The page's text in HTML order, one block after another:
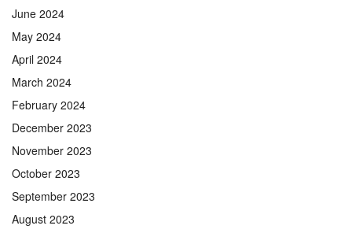
June 2024
May 2024
April 2024
March 2024
February 2024
December 2023
November 2023
October 2023
September 2023
August 2023